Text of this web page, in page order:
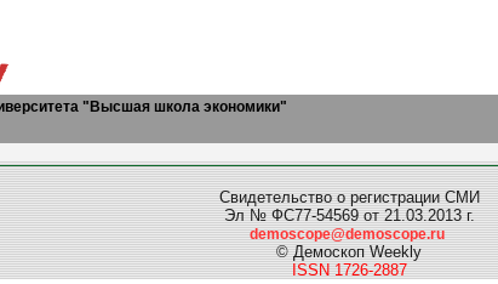
"Высшая школа экономики"
Свидетельство о регистрации СМИ
Эл № ФС77-54569 от 21.03.2013 г.
demoscope@demoscope.ru
© Демоскоп Weekly
ISSN 1726-2887